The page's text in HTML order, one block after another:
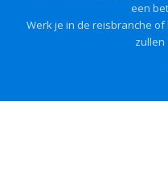
een
Werk je in de reisbranche
zullen